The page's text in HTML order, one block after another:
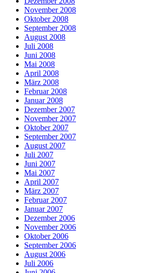
November 2008
Oktober 2008
September 2008
August 2008
Juli 2008
Juni 2008
Mai 2008
April 2008
März 2008
Februar 2008
Januar 2008
Dezember 2007
November 2007
Oktober 2007
September 2007
August 2007
Juli 2007
Juni 2007
Mai 2007
April 2007
März 2007
Februar 2007
Januar 2007
Dezember 2006
November 2006
Oktober 2006
September 2006
August 2006
Juli 2006